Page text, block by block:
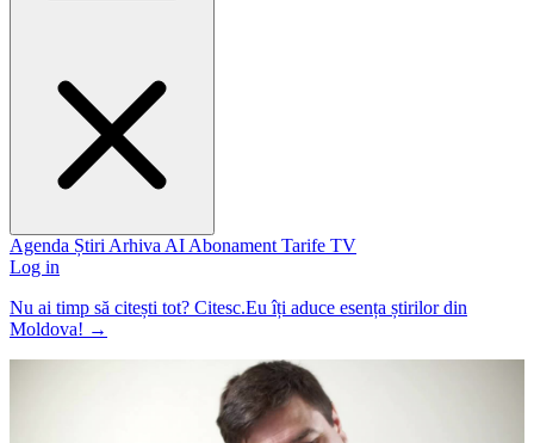
Agenda Știri Arhiva AI Abonament Tarife TV
Log in
Nu ai timp să citești tot? Citesc.Eu îți aduce esența știrilor din
Moldova! →